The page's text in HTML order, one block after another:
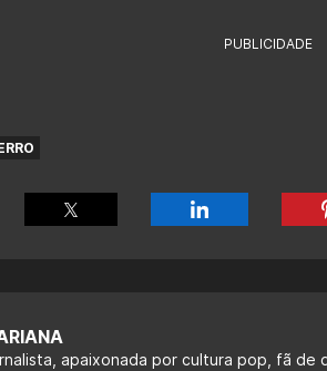
PUBLICIDADE
apaixonada por cultura pop, fã de